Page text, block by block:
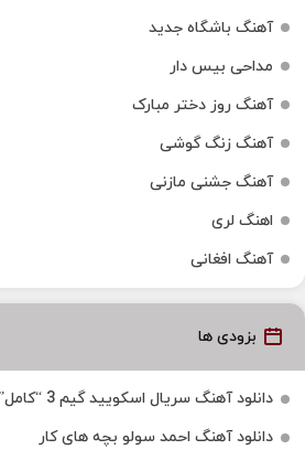
آهنگ باشگاه جدید
مداحی بیس دار
آهنگ روز دختر مبارک
آهنگ زنگ گوشی
آهنگ جشنی مازنی
اهنگ لری
آهنگ افغانی
بزودی ها
دانلود آهنگ سریال اسکویید گیم 3 “کامل” آپدیت 2025
دانلود آهنگ احمد سولو بچه های کار